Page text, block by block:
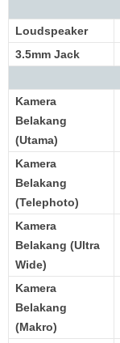
Loudspeaker
3.5mm Jack
Kamera
Belakang
(Utama)
Kamera
Belakang
(Telephoto)
Kamera
Belakang (Ultra
Wide)
Kamera
Belakang
(Makro)